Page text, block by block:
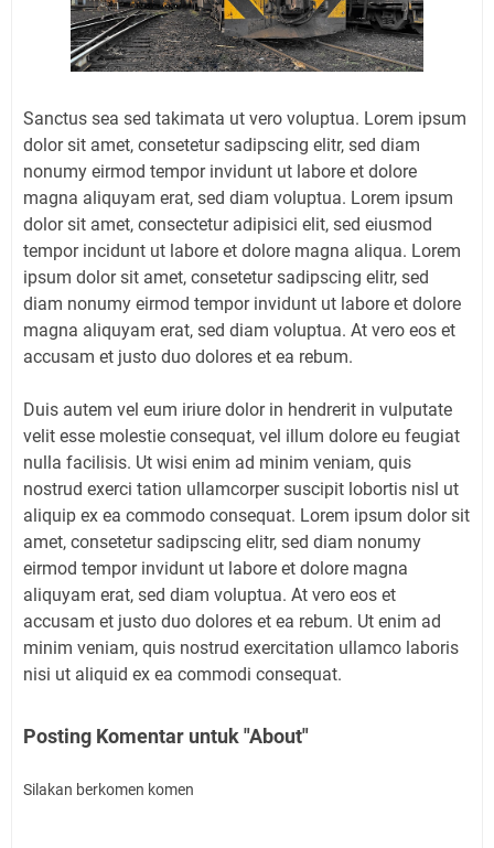
Sanctus sea sed takimata ut vero voluptua. Lorem ipsum
dolor sit amet, consetetur sadipscing elitr, sed diam
nonumy eirmod tempor invidunt ut labore et dolore
magna aliquyam erat, sed diam voluptua. Lorem ipsum
dolor sit amet, consectetur adipisici elit, sed eiusmod
tempor incidunt ut labore et dolore magna aliqua. Lorem
ipsum dolor sit amet, consetetur sadipscing elitr, sed
diam nonumy eirmod tempor invidunt ut labore et dolore
magna aliquyam erat, sed diam voluptua. At vero eos et
accusam et justo duo dolores et ea rebum.
Duis autem vel eum iriure dolor in hendrerit in vulputate
velit esse molestie consequat, vel illum dolore eu feugiat
nulla facilisis. Ut wisi enim ad minim veniam, quis
nostrud exerci tation ullamcorper suscipit lobortis nisl ut
aliquip ex ea commodo consequat. Lorem ipsum dolor sit
amet, consetetur sadipscing elitr, sed diam nonumy
eirmod tempor invidunt ut labore et dolore magna
aliquyam erat, sed diam voluptua. At vero eos et
accusam et justo duo dolores et ea rebum. Ut enim ad
minim veniam, quis nostrud exercitation ullamco laboris
nisi ut aliquid ex ea commodi consequat.
Posting Komentar untuk "About"
Silakan berkomen komen